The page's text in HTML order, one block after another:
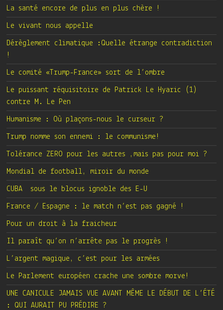
La santé encore de plus en plus chère !
Le vivant nous appelle
Dérèglement climatique :Quelle étrange contradiction
!
Le comité «Trump-France» sort de l’ombre
Le puissant réquisitoire de Patrick Le Hyaric (1)
contre M. Le Pen
Humanisme : Où plaçons-nous le curseur ?
Trump nomme son ennemi : le communisme!
Tolérance ZERO pour les autres ,mais pas pour moi ?
Mondial de football, miroir du monde
CUBA sous le blocus ignoble des E-U
France / Espagne : le match n’est pas gagné !
Pour un droit à la fraicheur
Il paraît qu’on n’arrête pas le progrès !
L’argent magique, c’est pour les armées
Le Parlement européen crache une sombre morve!
UNE CANICULE JAMAIS VUE AVANT MÊME LE DÉBUT DE L’ÉTÉ
: QUI AURAIT PU PRÉDIRE ?